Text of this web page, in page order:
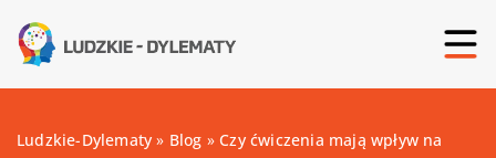
Ludzkie-Dylematy » Blog »Czy ćwiczenia mają wpływ na